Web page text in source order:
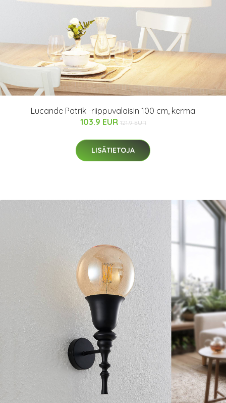
Lucande Patrik -riippuvalaisin 100 cm, kerma
103.9 EUR 121.9 EUR
LISÄTIETOJA